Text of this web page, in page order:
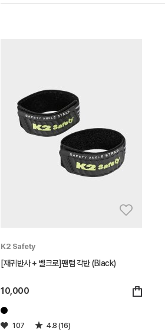
K2 Safety
[재귀반사 + 벨크로]팬텀 각반 (Black)
10,000
107 4.8 (16)